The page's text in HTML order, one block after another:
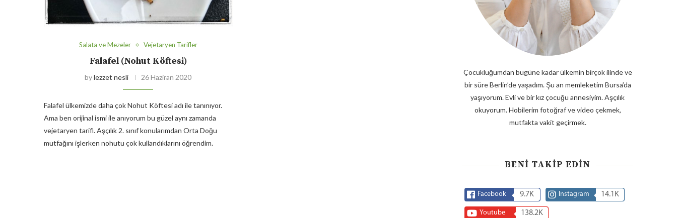
Salata ve Mezeler Vejetaryen Tarifler
Falafel (Nohut Köftesi)
bylezzet nesli 26 Haziran 2020
Falafel ülkemizde daha çok Nohut Köftesi adı ile tanınıyor.
Ama ben orijinal ismi ile anıyorum bu güzel aynı zamanda
vejetaryen tarifi. Aşçılık 2. sınıf konularımdan Orta Doğu
mutfağını işlerken nohutu çok kullandıklarını öğrendim.
Çocukluğumdan bugüne kadar ülkemin birçok ilinde ve
bir süre Berlin’de yaşadım. Şu an memleketim Bursa’da
yaşıyorum. Evli ve bir kız çocuğu annesiyim. Aşçılık
okuyorum. Hobilerim fotoğraf ve video çekmek,
mutfakta vakit geçirmek.
BENI TAKIP EDIN
Facebook 9.7K Instagram 14.1K
Youtube 138.2K